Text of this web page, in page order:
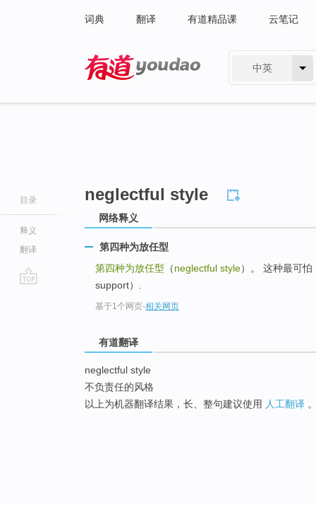
词典 翻译 有道精品课 云笔记
中英
目录
释义
翻译
neglectful style
网络释义
第四种为放任型
第四种为放任型 （neglectful style）。 这种最可
support）.
基于1个网页-相关网页
有道翻译
neglectful style
不负责任的风格
以上为机器翻译结果，长、整句建议使用 人工翻译